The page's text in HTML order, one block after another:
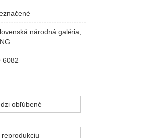
národná galéria,
6082
obľúbené